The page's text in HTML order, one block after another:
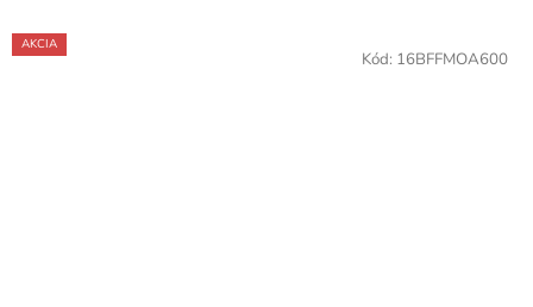
AKCIA
Kód: 16BFFMOA600